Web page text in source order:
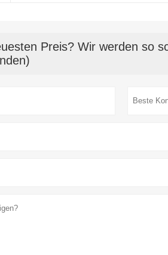
Preis? Wir werden so